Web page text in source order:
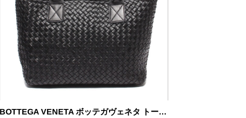
BOTTEGA VENETA ボッテガヴェネタ トートバッグ カバPM